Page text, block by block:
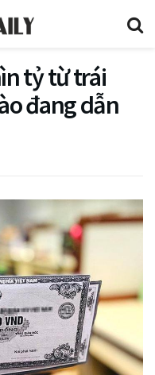
tỷ từ trái
đang dẫn